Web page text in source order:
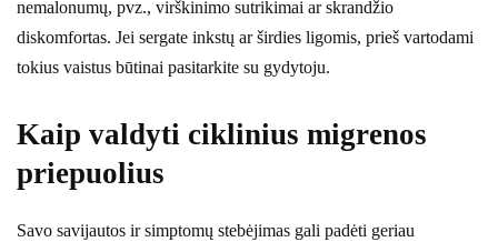
nemalonumų, pvz., virškinimo sutrikimai ar skrandžio
diskomfortas. Jei sergate inkstų ar širdies ligomis, prieš vartodami
tokius vaistus būtinai pasitarkite su gydytoju.
Kaip valdyti ciklinius migrenos
priepuolius
Savo savijautos ir simptomų stebėjimas gali padėti geriau